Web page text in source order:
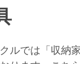
ルでは「収納